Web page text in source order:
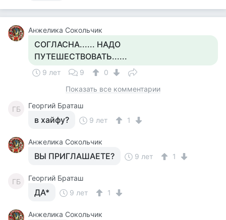
Анжелика Сокольчик
СОГЛАСНА...... НАДО
ПУТЕШЕСТВОВАТЬ......
9 лет 9
0
Показать все комментарии
ГБ Георгий Браташ
в хайфу? 9 лет 1
Анжелика Сокольчик
ВЫ ПРИГЛАШАЕТЕ? 9 лет 1
ГБ Георгий Браташ
ДА* 9 лет 1
Анжелика Сокольчик